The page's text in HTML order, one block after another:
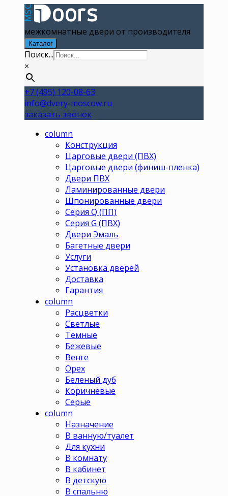
межкомнатные двери от производителя
Каталог
Поиск...
×
+7 (495) 120-08-63
info@dvery-moscow.ru
заказать звонок
column
Конструкция
Царговые двери (ПВХ)
Царговые двери (финиш-пленка)
Двери ПВХ
Ламинированные двери
Шпонированные двери
Серия Q (ПП)
Серия G (ПВХ)
Двери Эмаль
Багетные двери
Услуги
Установка дверей
Доставка
Гарантия
column
Расцветки
Светлые
Темные
Бежевые
Венге
Орех
Беленый дуб
Коричневые
Серые
column
Назначение
В ванную/туалет
Для кухни
В комнату
В кабинет
В детскую
В спальню